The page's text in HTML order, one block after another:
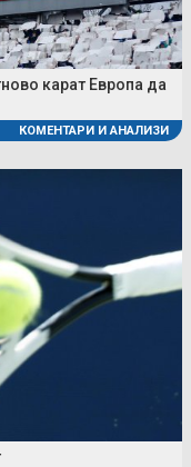
карат Европа да
КОМЕНТАРИ И АНАЛИЗИ